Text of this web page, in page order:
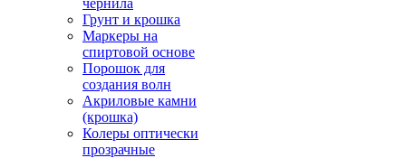
чернила
Грунт и крошка
Маркеры на
спиртовой основе
Порошок для
создания волн
Акриловые камни
(крошка)
Колеры оптически
прозрачные